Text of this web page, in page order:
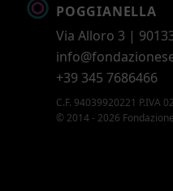
POGGIANELLA
Via Alloro 3 |
+39 345 7686466
C.F. 94039920221 P.IVA
© 2014 - 2026